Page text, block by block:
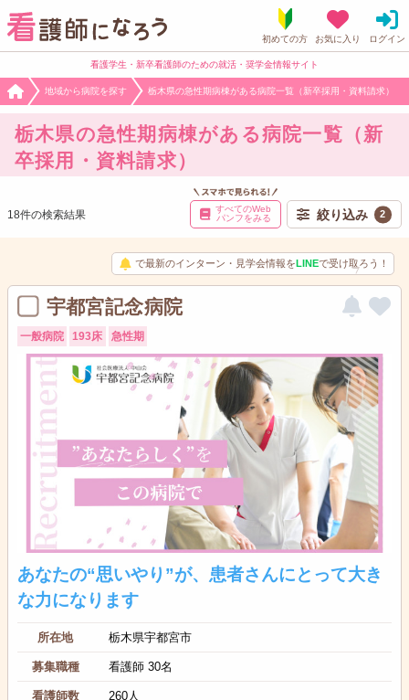
看護学生・新卒看護師のための就活・奨学金情報サイト
地域から病院を探す 栃木県の急性期病棟がある病院一覧（新卒採用・資料請求）
栃木県の急性期病棟がある病院一覧（新
卒採用・資料請求）
すべてのWeb
パンフをみる
絞り込み 2
18件の検索結果
で最新のインターン・見学会情報をLINEで受け取ろう！
宇都宮記念病院
一般病院 193床 急性期
あなたの“思いやり”が、患者さんにとって大き
な力になります
所在地 栃木県宇都宮市
募集職種 看護師 30名
看護師数 260人